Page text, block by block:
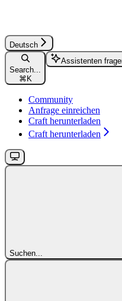
Deutsch
Search...
⌘ K
Assistenten
Community
Anfrage einreichen
Craft herunterladen
Craft herunterladen
Suchen...